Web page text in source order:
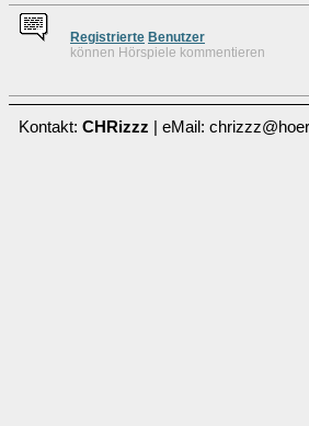
Registrierte Benutzer
können Hörspiele kommentieren
Kontakt: CHRizzz | eMail: